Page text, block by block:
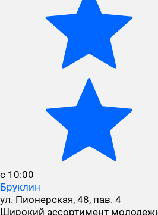
с 10:00
Бруклин
ул. Пионерская, 48, пав. 4
Широкий ассортимент